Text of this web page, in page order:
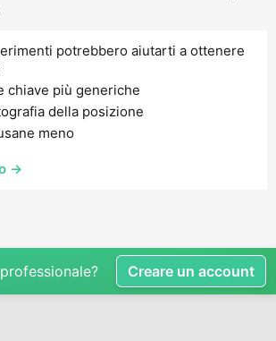
potrebbero aiutarti a ottenere
chiave più generiche
della posizione
meno
→
Creare un account